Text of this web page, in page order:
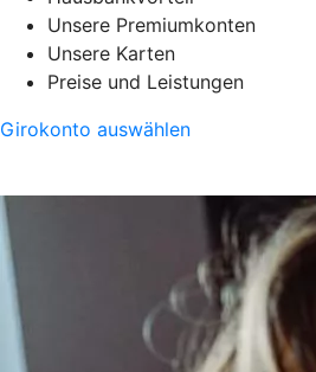
Unsere Premiumkonten
Unsere Karten
Preise und Leistungen
Girokonto auswählen